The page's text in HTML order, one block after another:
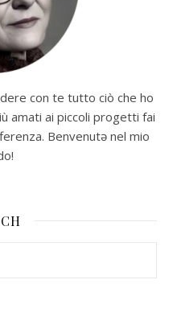
con te tutto ciò che ho
amati ai piccoli progetti fai
Benvenutə nel mio